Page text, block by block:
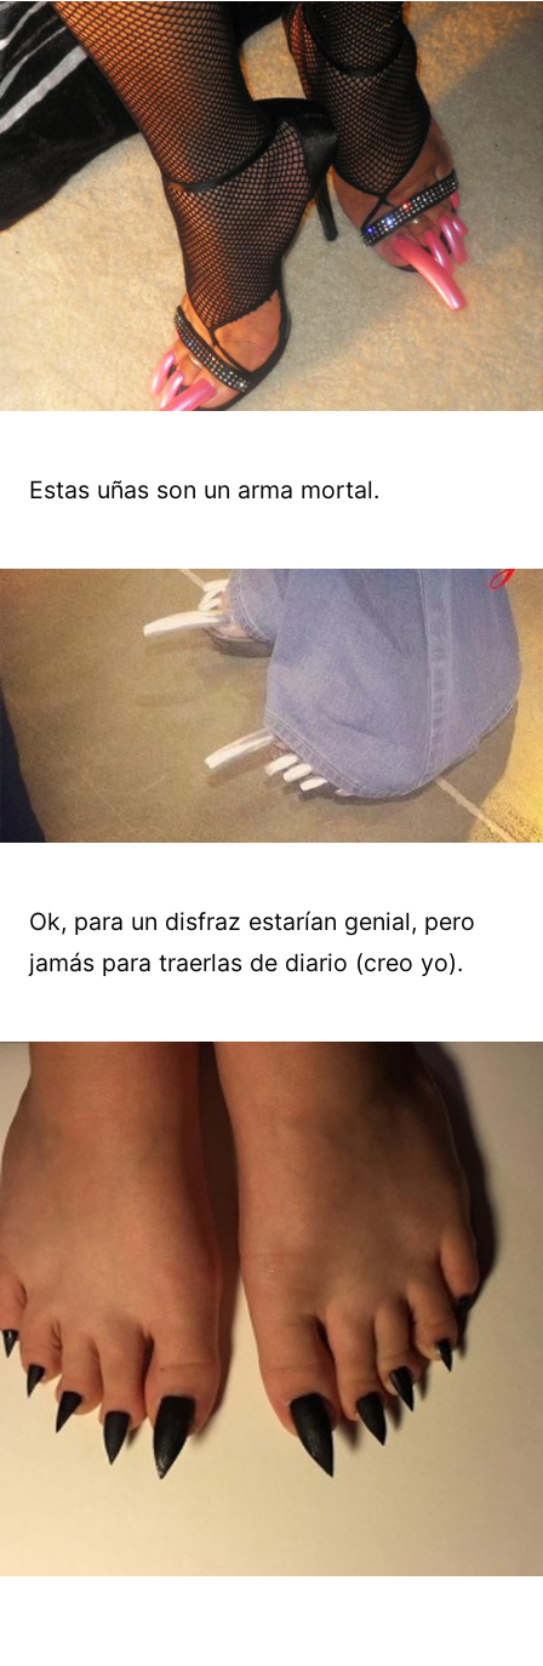
Estas uñas son un arma mortal.
Ok, para un disfraz estarían genial, pero
jamás para traerlas de diario (creo yo).